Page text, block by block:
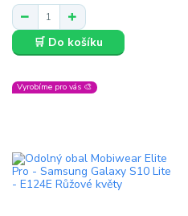
🛒 Do košíku
Vyrobíme pro vás 🎨